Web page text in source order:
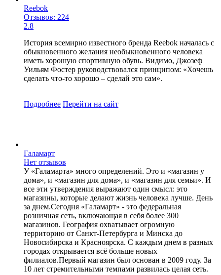
Reebok
Отзывов: 224
2.8
История всемирно известного бренда Reebok началась с
обыкновенного желания необыкновенного человека
иметь хорошую спортивную обувь. Видимо, Джозеф
Уильям Фостер руководствовался принципом: «Хочешь
сделать что-то хорошо – сделай это сам».
Подробнее Перейти на сайт
Галамарт
Нет отзывов
У «Галамарта» много определений. Это и «магазин у
дома», и «магазин для дома», и «магазин для семьи». И
все эти утверждения выражают один смысл: это
магазины, которые делают жизнь человека лучше. День
за днем.Сегодня «Галамарт» - это федеральная
розничная сеть, включающая в себя более 300
магазинов. География охватывает огромную
территорию от Санкт-Петербурга и Минска до
Новосибирска и Красноярска. С каждым днем в разных
городах открывается всё больше новых
филиалов.Первый магазин был основан в 2009 году. За
10 лет стремительными темпами развилась целая сеть.